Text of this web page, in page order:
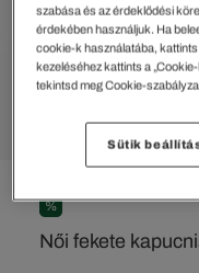
%
Női fekete
szabása és az érdeklődési
érdekében használjuk. Ha
cookie-k használatába,
kezeléséhez kattints a
tekintsd meg Cookie-
Sütik